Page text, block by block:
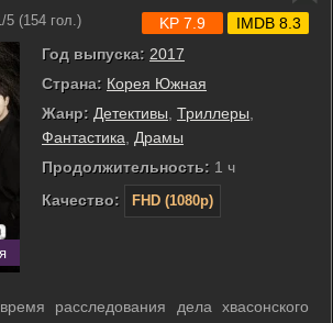
5 (154 гол.)
Год выпуска: 2017
Страна: Корея Южная
Жанр: Детективы Триллеры
Фантастика
Драмы
Продолжительность: 1 ч
Качество:
FHD (1080p)
KP 7.9 IMDB 8.3
расследования дела хвасонского